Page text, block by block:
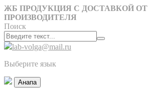
ЖБ ПРОДУКЦИЯ С ДОСТАВКОЙ ОТ
ПРОИЗВОДИТЕЛЯ
Поиск
lab-volga@mail.ru
Выберите язык
Анапа